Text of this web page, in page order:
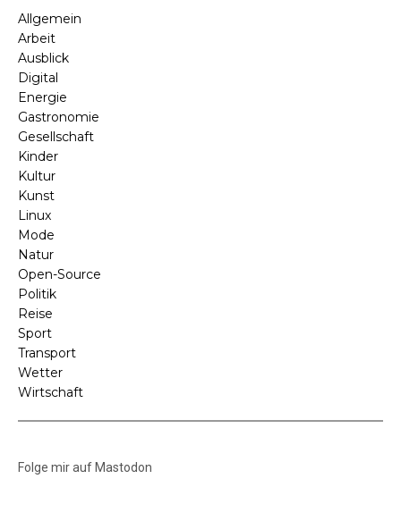
Allgemein
Arbeit
Ausblick
Digital
Energie
Gastronomie
Gesellschaft
Kinder
Kultur
Kunst
Linux
Mode
Natur
Open-Source
Politik
Reise
Sport
Transport
Wetter
Wirtschaft
Folge mir auf Mastodon